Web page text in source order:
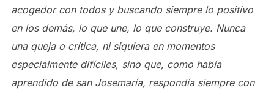
acogedor con todos y buscando siempre lo positivo
en los demás, lo que une, lo que construye. Nunca
una queja o crítica, ni siquiera en momentos
especialmente difíciles, sino que, como había
aprendido de san Josemaría, respondía siempre con